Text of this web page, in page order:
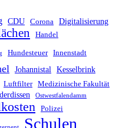
CDU Corona Digitalisierung
Handel
Hundesteuer Innenstadt
Johannistal Kesselbrink
Luftfilter
Medizinische Fakultät
Ostwestfalendamm
Polizei
Schulen